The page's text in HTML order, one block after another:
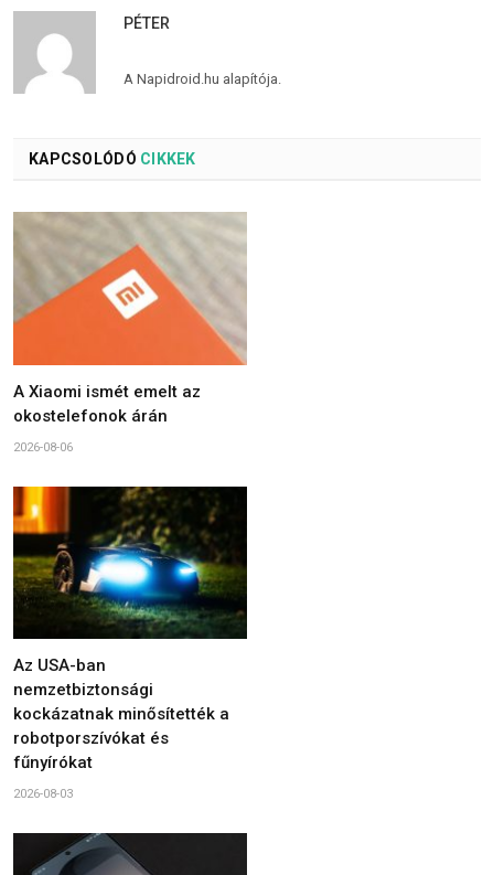
PÉTER
A Napidroid.hu alapítója.
KAPCSOLÓDÓ CIKKEK
A Xiaomi ismét emelt az
okostelefonok árán
2026-08-06
Az USA-ban
nemzetbiztonsági
kockázatnak minősítették a
robotporszívókat és
fűnyírókat
2026-08-03